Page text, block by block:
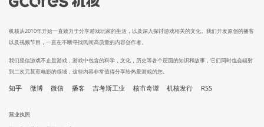
机核从2010年开始一直致力于分享游戏玩家的生活，以及深入探讨游戏相关的文化。我们开发原创的播客
以及视频节目，一直在不断寻找民间高质量的内容创作者。
我们坚信游戏不止是游戏，游戏中包含的科学，文化，历史等各个层面的知识和故事，它们同时也会辐射
到二次元甚至电影的领域，这些内容非常值得分享给热爱游戏的您。
知乎 微博 微信 播客 吉考斯工业 核市奇谭 机核发行 RSS
营业执照